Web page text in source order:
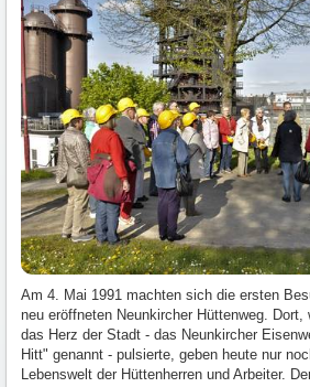
Am 4. Mai 1991 machten sich die ersten
neu eröffneten Neunkircher Hüttenweg. Dort,
das Herz der Stadt - das Neunkircher
Hitt" genannt - pulsierte, geben heute nur
Lebenswelt der Hüttenherren und Arbeiter.